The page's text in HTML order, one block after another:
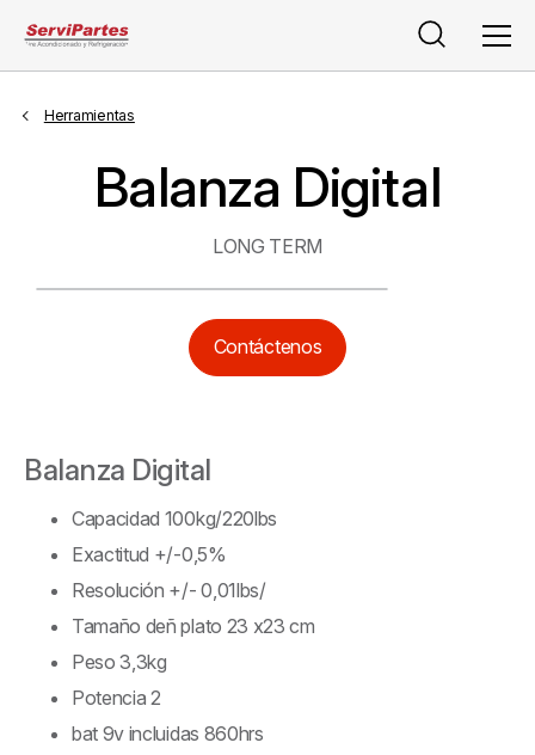
Buscar
Herramientas
Balanza Digital
LONG TERM
Contáctenos
Balanza Digital
Capacidad 100kg/220lbs
Exactitud +/-0,5%
Resolución +/- 0,01lbs/
Tamaño deñ plato 23 x23 cm
Peso 3,3kg
Potencia 2
bat 9v incluidas 860hrs